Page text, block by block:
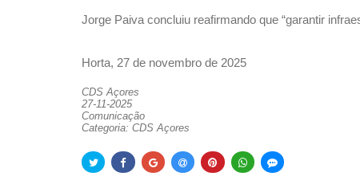
Jorge Paiva concluiu reafirmando que “garantir
Horta, 27 de novembro de 2025
CDS Açores
27-11-2025
Comunicação
Categoria: CDS Açores